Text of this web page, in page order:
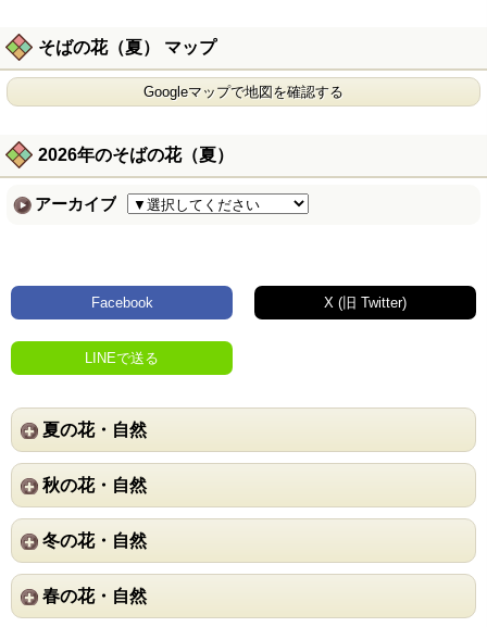
そばの花（夏） マップ
Googleマップで地図を確認する
2026年のそばの花（夏）
アーカイブ
Facebook X (旧 Twitter)
LINEで送る
夏の花・自然
秋の花・自然
冬の花・自然
春の花・自然